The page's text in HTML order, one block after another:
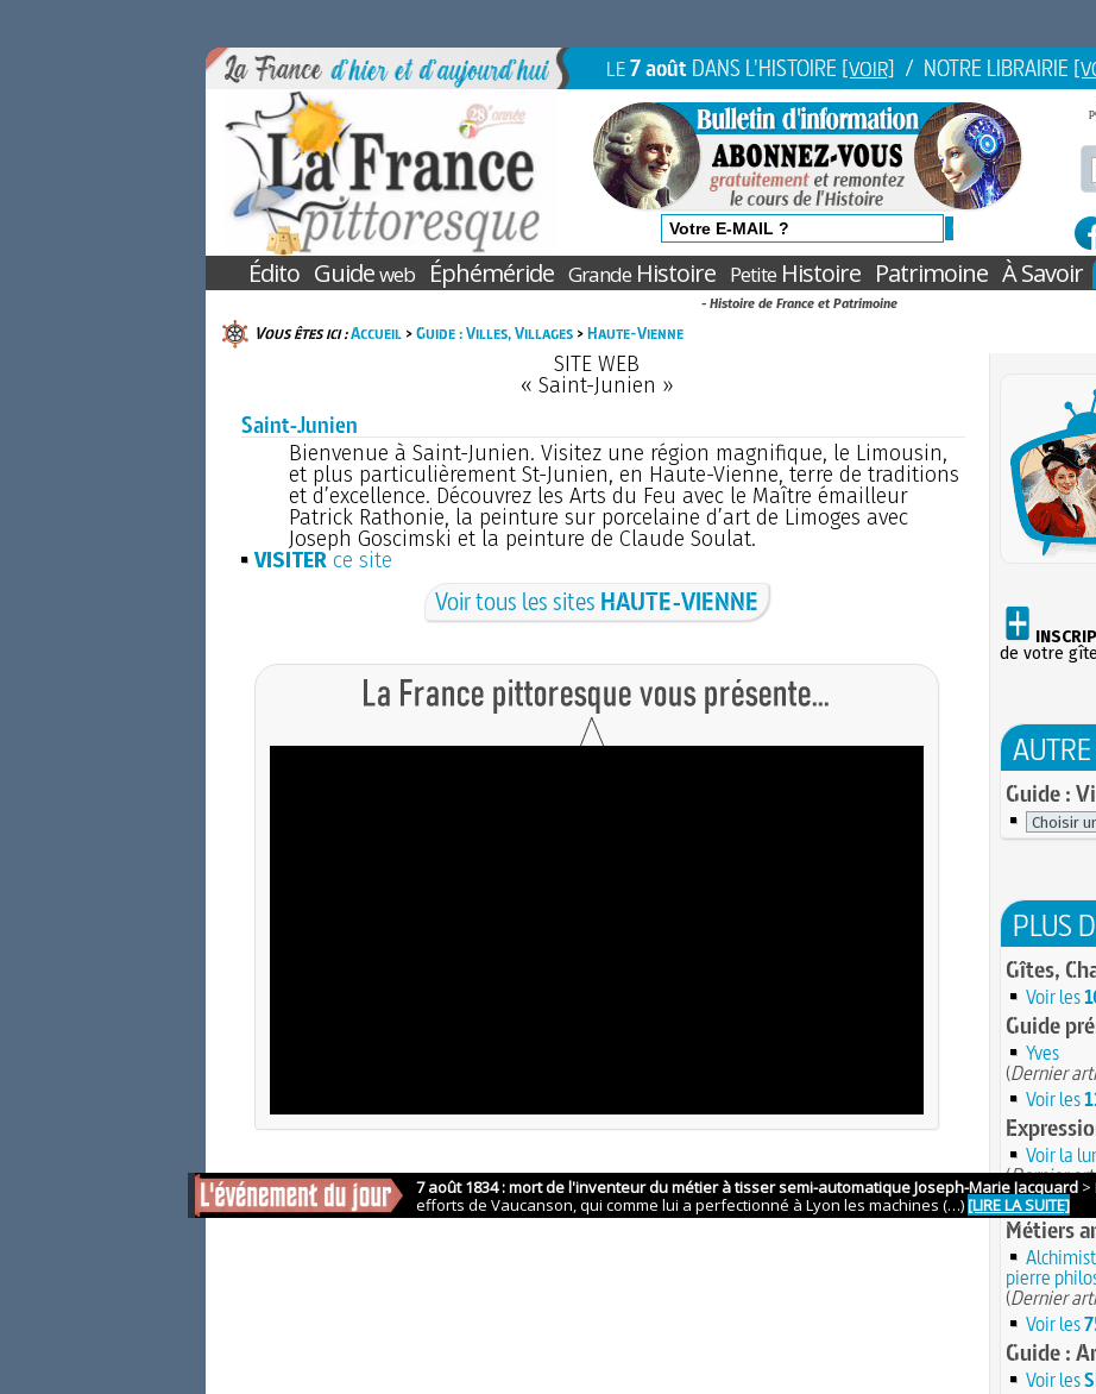
LE7 août DANS L'HISTOIRE [VOIR] / NOTRE LIBRAIRIE
Édito Guideweb Éphéméride GrandeHistoire PetiteHistoire Patrimoine À Savoir
- Histoire de France et Patrimoine
Vous êtes ici :Accueil>Guide : Villes, Villages>Haute-Vienne
SITE WEB
« Saint-Junien »
Saint-Junien
Bienvenue à Saint-Junien. Visitez une région magnifique, le Limousin,
et plus particulièrement St-Junien, en Haute-Vienne, terre de traditions
et d’excellence. Découvrez les Arts du Feu avec le Maître émailleur
Patrick Rathonie, la peinture sur porcelaine d’art de Limoges avec
Joseph Goscimski et la peinture de Claude Soulat.
VISITERce site
Voir tous les sites HAUTE-VIENNE
de votre
Guide :
PLUS
Gîtes,
Voir les
Guide
Yves
(Dernier
Voir les
Voir la
(Dernier
Voir les
Métiers
pierre
(Dernier
Voir les
Guide :
Voir les